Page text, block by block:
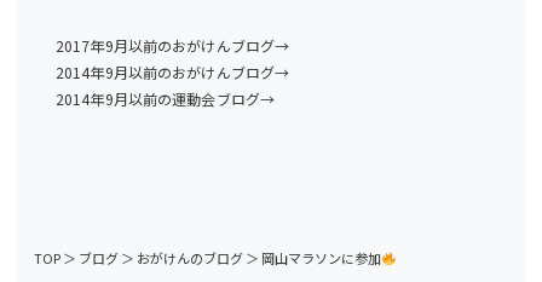
2017年9月以前のおがけんブログ→
2014年9月以前のおがけんブログ→
2014年9月以前の運動会ブログ→
TOP＞ ブログ＞ おがけんのブログ＞ 岡山マラソンに参加